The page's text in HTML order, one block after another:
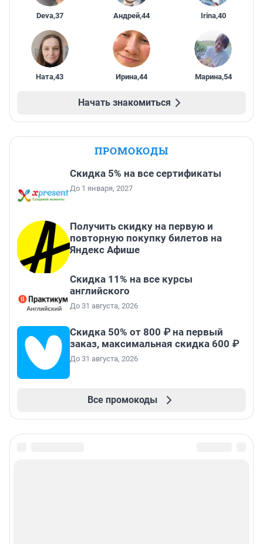
Deva,37 Андрей,44 Irina,40
Ната,43 Ирина,44 Марина,54
Начать знакомиться
ПРОМОКОДЫ
Скидка 5% на все сертификаты
До 1 января, 2027
Получить скидку на первую и
повторную покупку билетов на
Яндекс Афише
Скидка 11% на все курсы
английского
До 31 августа, 2026
Скидка 50% от 800 ₽ на первый
заказ, максимальная скидка 600 ₽
До 31 августа, 2026
Все промокоды